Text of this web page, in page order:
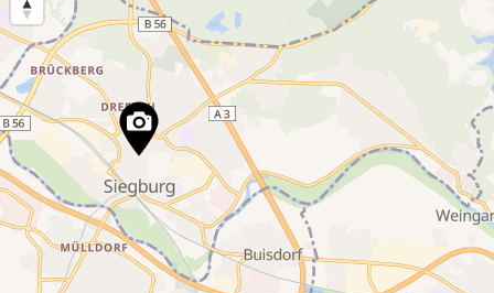
2
18